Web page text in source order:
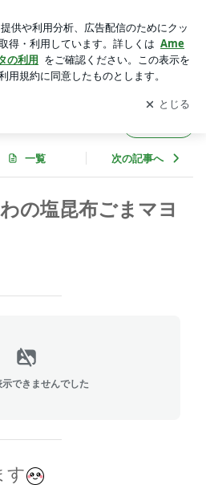
はん」 Powered by Ameba
ブログの更新通知
を受け取りまし
開く
一覧 次の記事へ
の塩昆布ごまマヨ
示できませんでした
す